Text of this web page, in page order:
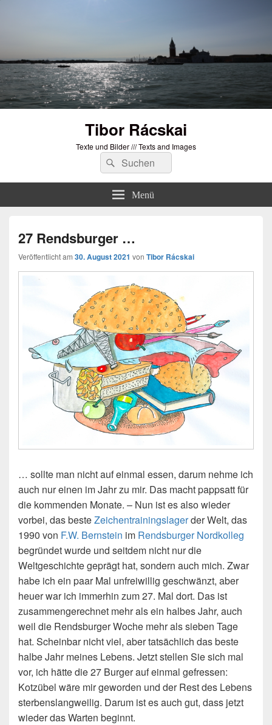
Tibor Rácskai
Texte und Bilder /// Texts and Images
Suchen
nach:
Suchen
Menü
27 Rendsburger …
Veröffentlicht am 30. August 2021 von Tibor Rácskai
… sollte man nicht auf einmal essen, darum nehme ich
auch nur einen im Jahr zu mir. Das macht pappsatt für
die kommenden Monate. – Nun ist es also wieder
vorbei, das besteZeichentrainingslagerder Welt, das
1990 von F.W. Bernstein im Rendsburger Nordkolleg
begründet wurde und seitdem nicht nur die
Weltgeschichte geprägt hat, sondern auch mich. Zwar
habe ich ein paar Mal unfreiwillig geschwänzt, aber
heuer war ich immerhin zum 27. Mal dort. Das ist
zusammengerechnet mehr als ein halbes Jahr, auch
weil die Rendsburger Woche mehr als sieben Tage
hat. Scheinbar nicht viel, aber tatsächlich das beste
halbe Jahr meines Lebens. Jetzt stellen Sie sich mal
vor, ich hätte die 27 Burger auf einmal gefressen:
Kotzübel wäre mir geworden und der Rest des Lebens
sterbenslangweilig. Darum ist es auch gut, dass jetzt
wieder das Warten beginnt.